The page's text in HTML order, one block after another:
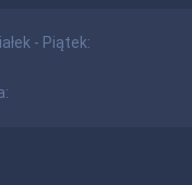
- Piątek: